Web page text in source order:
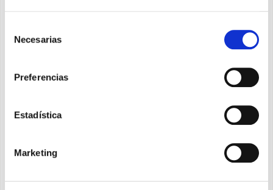
Necesarias
Preferencias
Estadística
Marketing
información sobre la privacidad
consentimiento después de haber leído la información
específica para los